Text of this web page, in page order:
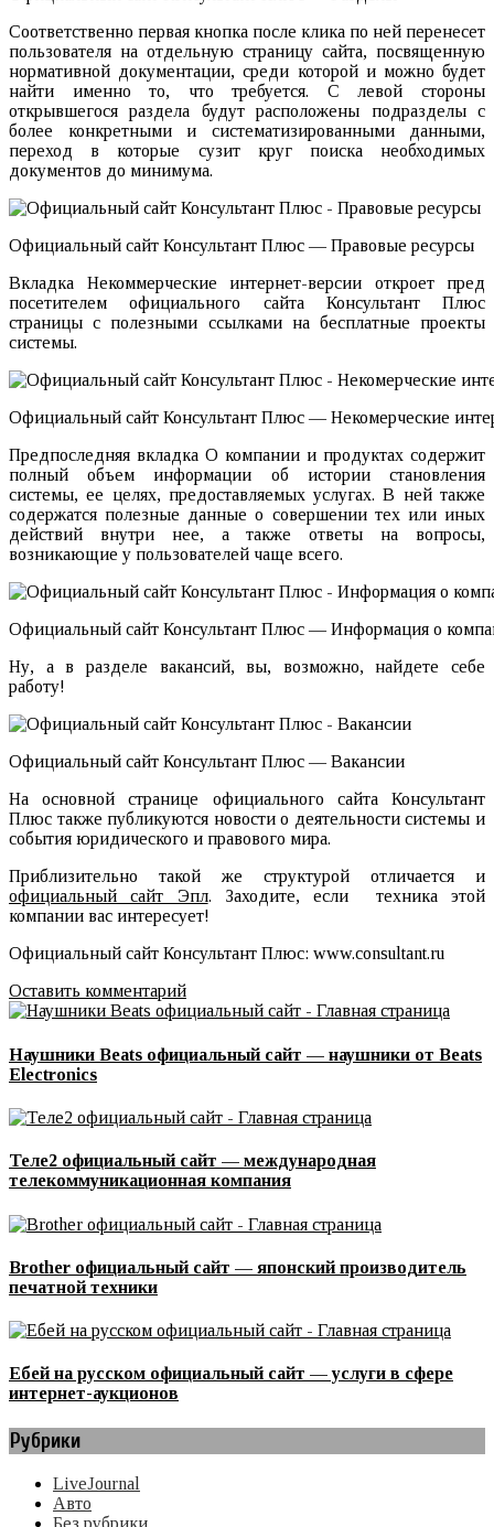
Соответственно первая кнопка после клика по ней перенесет
пользователя на отдельную страницу сайта, посвященную
нормативной документации, среди которой и можно будет
найти именно то, что требуется. С левой стороны
открывшегося раздела будут расположены подразделы с
более конкретными и систематизированными данными,
переход в которые сузит круг поиска необходимых
документов до минимума.
Официальный сайт Консультант Плюс — Правовые ресурсы
Вкладка Некоммерческие интернет-версии откроет пред
посетителем официального сайта Консультант Плюс
страницы с полезными ссылками на бесплатные проекты
системы.
Официальный сайт Консультант Плюс — Некомерческие
Предпоследняя вкладка О компании и продуктах содержит
полный объем информации об истории становления
системы, ее целях, предоставляемых услугах. В ней также
содержатся полезные данные о совершении тех или иных
действий внутри нее, а также ответы на вопросы,
возникающие у пользователей чаще всего.
Официальный сайт Консультант Плюс — Информация о
Ну, а в разделе вакансий, вы, возможно, найдете себе
работу!
Официальный сайт Консультант Плюс — Вакансии
На основной странице официального сайта Консультант
Плюс также публикуются новости о деятельности системы и
события юридического и правового мира.
Приблизительно такой же структурой отличается и
официальный сайт Эпл. Заходите, если техника этой
компании вас интересует!
Официальный сайт Консультант Плюс: www.consultant.ru
Оставить комментарий
Наушники Beats официальный сайт — наушники от Beats
Electronics
Теле2 официальный сайт — международная
телекоммуникационная компания
Brother официальный сайт — японский производитель
печатной техники
Ебей на русском официальный сайт — услуги в сфере
интернет-аукционов
Рубрики
LiveJournal
Авто